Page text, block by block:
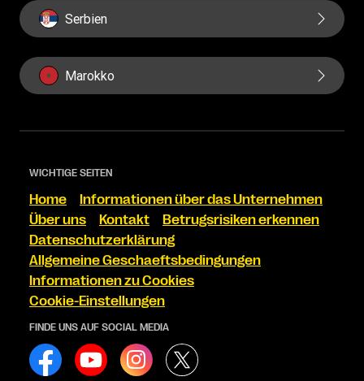
Serbien
Marokko
WICHTIGE SEITEN
Home
Informationen über das Unternehmen
Über uns
Kontakt
Betrugsrisiken erkennen
Datenschutzerklärung
Allgemeine Geschaeftsbedingungen
Informationen zu Cookies
Cookie-Einstellungen
FINDE UNS AUF SOCIAL MEDIA